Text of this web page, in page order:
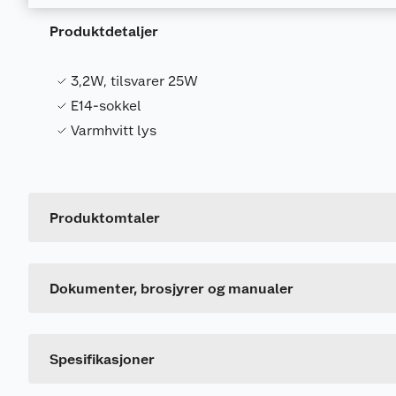
Produktdetaljer
3,2W, tilsvarer 25W
E14-sokkel
Varmhvitt lys
Produktomtaler
Dokumenter, brosjyrer og manualer
Spesifikasjoner
Leverandørens artikkelnummer